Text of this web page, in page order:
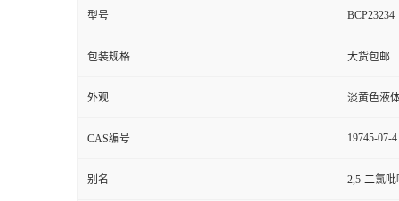
型号 BCP23234
包装规格 大货包邮
外观 淡黄色液
CAS编号 19745-07-4
别名 2,5-二氯吡